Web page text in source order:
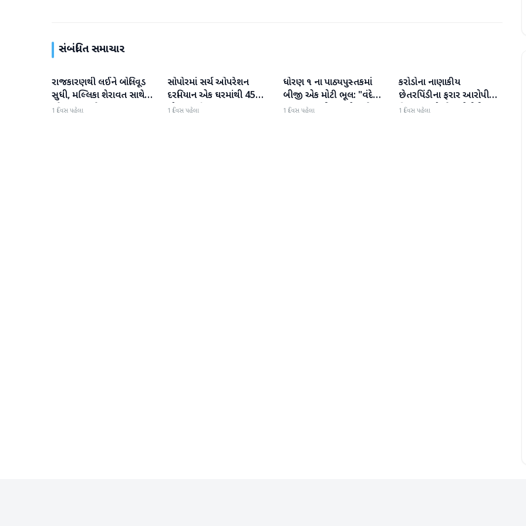
સંબંધિત સમાચાર
રાષ્ટ્રીય
રાજકારણથી લઈને બોલિવૂડ
સુધી, મલ્લિકા શેરાવત સાથે
જોવા મળ્યા તેજ પ્રતાપ યાદવ
1 દિવસ પહેલા
રાષ્ટ્રીય
સોપોરમાં સર્ચ ઓપરેશન
દરમિયાન એક ઘરમાંથી 45
ગોળા મળી આવ્યા
1 દિવસ પહેલા
રાષ્ટ્રીય
ધોરણ ૧ ના પાઠ્યપુસ્તકમાં
બીજી એક મોટી ભૂલ: "વંદે
ઉત્કલ જનની" શબ્દો અને
1 દિવસ પહેલા
રાષ્ટ્રીય
કરોડોના નાણાકીય
છેતરપિંડીના ફરાર આરોપી
વિશાખા રાઠોડને યુએઈથી
1 દિવસ પહેલા